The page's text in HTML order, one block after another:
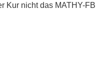
Kur nicht das MATHY-FB